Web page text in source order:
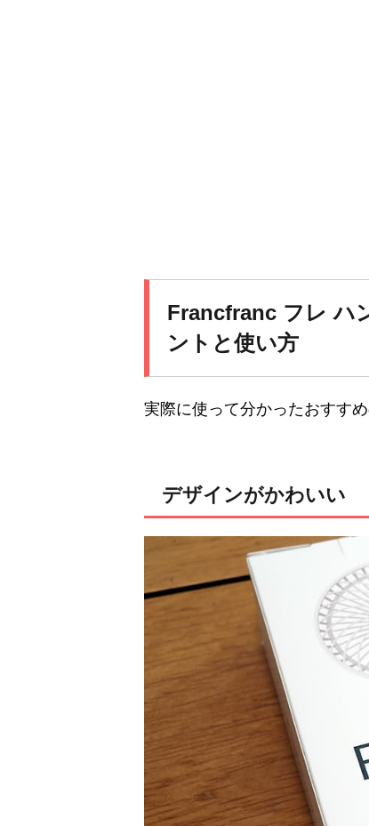
Francfranc フレ ハ
ントと使い方
実際に使って分かったおすす
デザインがかわいい